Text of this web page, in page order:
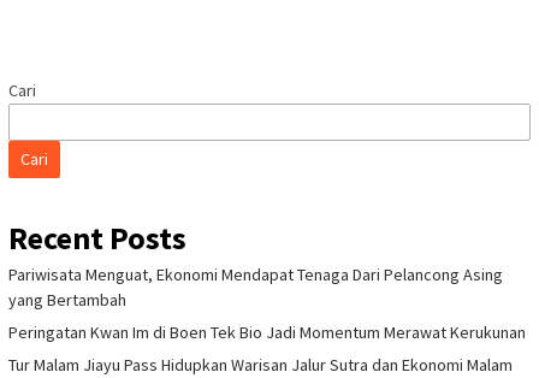
Cari
Cari
Recent Posts
Pariwisata Menguat, Ekonomi Mendapat Tenaga Dari Pelancong Asing
yang Bertambah
Peringatan Kwan Im di Boen Tek Bio Jadi Momentum Merawat Kerukunan
Tur Malam Jiayu Pass Hidupkan Warisan Jalur Sutra dan Ekonomi Malam